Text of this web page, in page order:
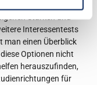
Interessentests
man einen Überblick
Optionen nicht
herauszufinden,
für